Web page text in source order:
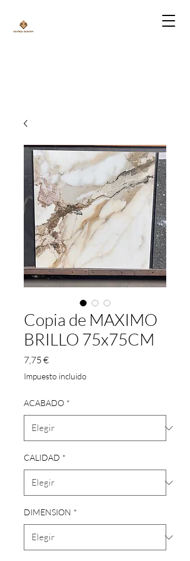
Copia de MAXIMO
BRILLO 75x75CM
7,75 €Precio
Impuesto incluido
ACABADO *
CALIDAD *
DIMENSION *